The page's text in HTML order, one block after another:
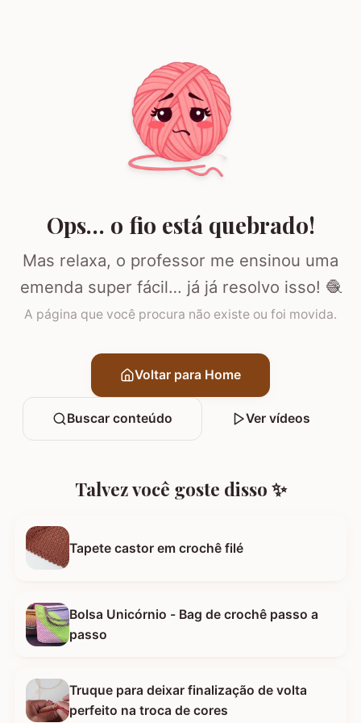
Ops… o fio está quebrado!
Mas relaxa, o professor me ensinou uma
emenda super fácil… já já resolvo isso! 🧶
A página que você procura não existe ou foi movida.
Voltar para Home
Buscar conteúdo Ver vídeos
Talvez você goste disso ✨
Tapete castor em crochê filé
Bolsa Unicórnio - Bag de crochê passo a
passo
Truque para deixar finalização de volta
perfeito na troca de cores